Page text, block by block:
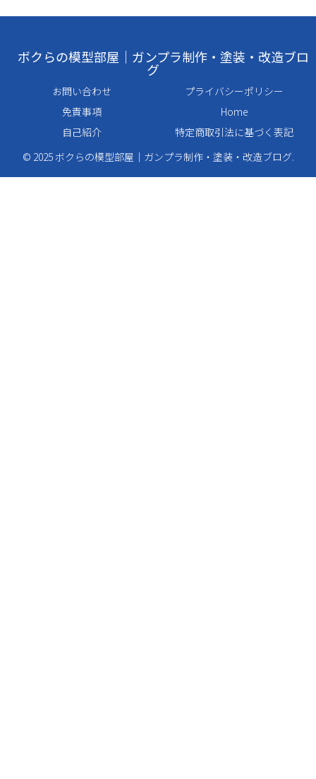
ボクらの模型部屋｜ガンプラ制作・塗装・改造ブロ
グ
お問い合わせ
プライバシーポリシー
免責事項
Home
自己紹介
特定商取引法に基づく表記
© 2025 ボクらの模型部屋｜ガンプラ制作・塗装・改造ブログ.